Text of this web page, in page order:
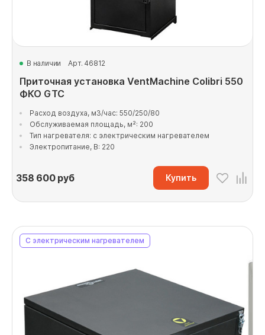
В наличии Арт. 46812
Приточная установка VentMachine Colibri 550
ФКО GTC
Расход воздуха, м3/час: 550/250/80
Обслуживаемая площадь, м²: 200
Тип нагревателя: с электрическим нагревателем
Электропитание, В: 220
358 600руб Купить
С электрическим нагревателем